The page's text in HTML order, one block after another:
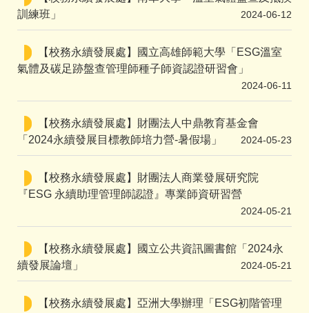
訓練班」
2024-06-12
【校務永續發展處】國立高雄師範大學「ESG溫室
氣體及碳足跡盤查管理師種子師資認證研習會」
2024-06-11
【校務永續發展處】財團法人中鼎教育基金會
「2024永續發展目標教師培力營-暑假場」
2024-05-23
【校務永續發展處】財團法人商業發展研究院
『ESG 永續助理管理師認證』專業師資研習營
2024-05-21
【校務永續發展處】國立公共資訊圖書館「2024永
續發展論壇」
2024-05-21
【校務永續發展處】亞洲大學辦理「ESG初階管理